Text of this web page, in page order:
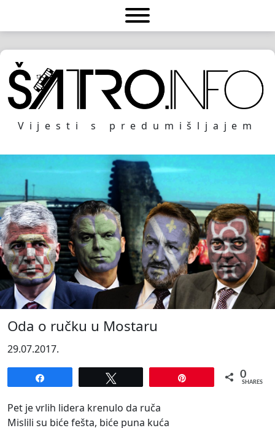
Vijesti s predumišljajem
Oda o ručku u Mostaru
29.07.2017.
0
SHARES
Pet je vrlih lidera krenulo da ruča
Mislili su biće fešta, biće puna kuća